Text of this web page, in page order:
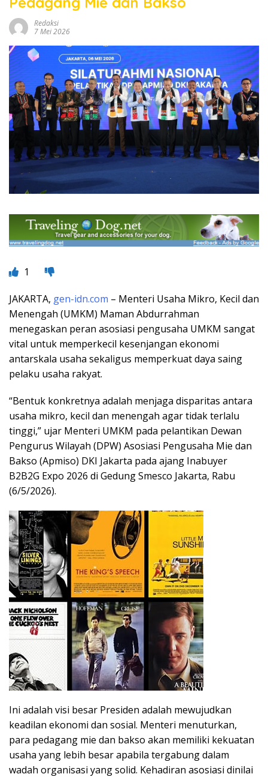
Redaksi
7 Mei 2026
1
JAKARTA, gen-idn.com – Menteri Usaha Mikro, Kecil dan
Menengah (UMKM) Maman Abdurrahman
menegaskan peran asosiasi pengusaha UMKM sangat
vital untuk memperkecil kesenjangan ekonomi
antarskala usaha sekaligus memperkuat daya saing
pelaku usaha rakyat.
“Bentuk konkretnya adalah menjaga disparitas antara
usaha mikro, kecil dan menengah agar tidak terlalu
tinggi,” ujar Menteri UMKM pada pelantikan Dewan
Pengurus Wilayah (DPW) Asosiasi Pengusaha Mie dan
Bakso (Apmiso) DKI Jakarta pada ajang Inabuyer
B2B2G Expo 2026 di Gedung Smesco Jakarta, Rabu
(6/5/2026).
Ini adalah visi besar Presiden adalah mewujudkan
keadilan ekonomi dan sosial. Menteri menuturkan,
para pedagang mie dan bakso akan memiliki kekuatan
usaha yang lebih besar apabila tergabung dalam
wadah organisasi yang solid. Kehadiran asosiasi dinilai